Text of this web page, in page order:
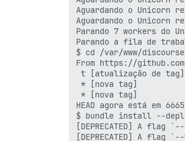
Aguardando o
Aguardando o
Parando 7 workers do
Parando a fila de
$ cd /var/www/
From https://
t [atualização de
* [nova tag]
* [nova tag]
HEAD agora está em
$ bundle install --
[DEPRECATED] A
[DEPRECATED] A